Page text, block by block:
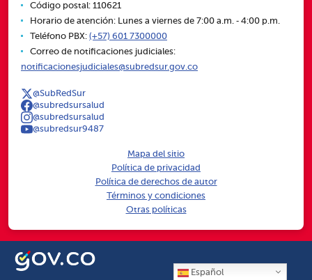
Código postal: 110621
Horario de atención: Lunes a viernes de 7:00 a.m. ‑ 4:00 p.m.
Teléfono PBX: (+57) 601 7300000
Correo de notificaciones judiciales:
notificacionesjudiciales@subredsur.gov.co
@SubRedSur
@subredsursalud
@subredsursalud
@subredsur9487
Mapa del sitio
Política de privacidad
Política de derechos de autor
Términos y condiciones
Otras políticas
Español